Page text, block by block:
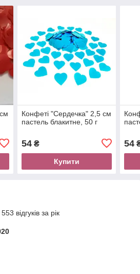
Конфеті "Сердечка" 2,5 см
пастель блакитне, 50 г
54₴
Купити
54
відгуків за рік